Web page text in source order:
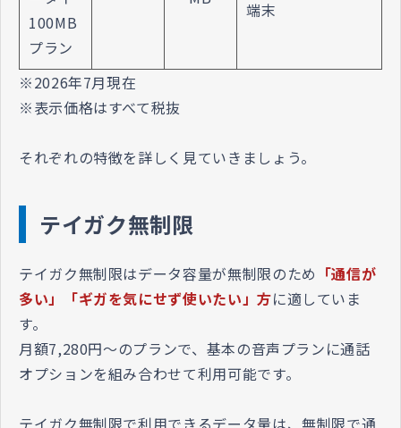
100MB
プラン
端末
※2026年7月現在
※表示価格はすべて税抜
それぞれの特徴を詳しく見ていきましょう。
テイガク無制限
テイガク無制限はデータ容量が無制限のため 「通信が
多い」「ギガを気にせず使いたい」方に適していま
す。
月額7,280円〜のプランで、基本の音声プランに通話
オプションを組み合わせて利用可能です。
テイガク無制限で利用できるデータ量は、無制限で通